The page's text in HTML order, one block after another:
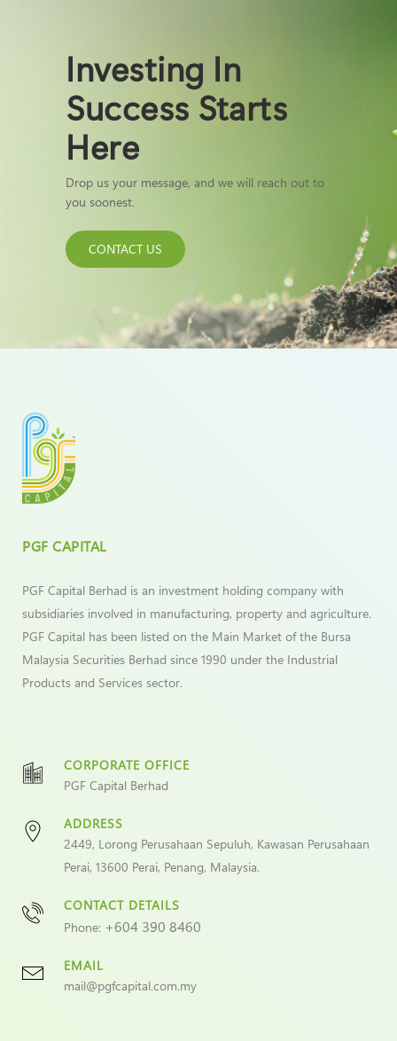
Investing In
Success Starts
Here
Drop us your message, and we will reach out to
you soonest.
CONTACT US
PGF CAPITAL
PGF Capital Berhad is an investment holding company with
subsidiaries involved in manufacturing, property and agriculture.
PGF Capital has been listed on the Main Market of the Bursa
Malaysia Securities Berhad since 1990 under the Industrial
Products and Services sector.
CORPORATE OFFICE
PGF Capital Berhad
ADDRESS
2449, Lorong Perusahaan Sepuluh, Kawasan Perusahaan
Perai, 13600 Perai, Penang, Malaysia.
CONTACT DETAILS
Phone: +604 390 8460
EMAIL
mail@pgfcapital.com.my